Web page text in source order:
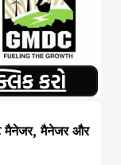
मैनेजर और